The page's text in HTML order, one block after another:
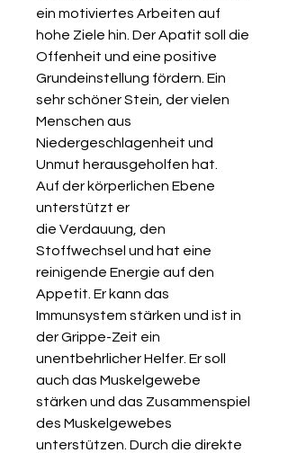
ein motiviertes Arbeiten auf
hohe Ziele hin. Der Apatit soll die
Offenheit und eine positive
Grundeinstellung fördern. Ein
sehr schöner Stein, der vielen
Menschen aus
Niedergeschlagenheit und
Unmut herausgeholfen hat.
Auf der körperlichen Ebene
unterstützt er
die Verdauung, den
Stoffwechsel und hat eine
reinigende Energie auf den
Appetit. Er kann das
Immunsystem stärken und ist in
der Grippe-Zeit ein
unentbehrlicher Helfer. Er soll
auch das Muskelgewebe
stärken und das Zusammenspiel
des Muskelgewebes
unterstützen. Durch die direkte